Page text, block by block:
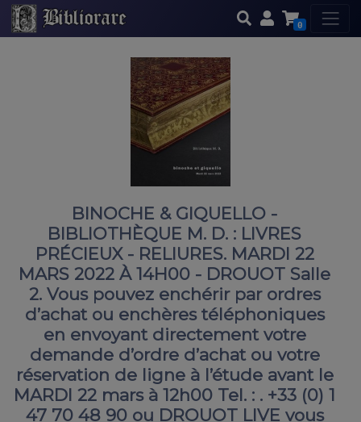
0
BINOCHE & GIQUELLO -
BIBLIOTHÈQUE M. D. : LIVRES
PRÉCIEUX - RELIURES. MARDI 22
MARS 2022 À 14H00 - DROUOT Salle
2. Vous pouvez enchérir par ordres
d’achat ou enchères téléphoniques
en envoyant directement votre
demande d’ordre d’achat ou votre
réservation de ligne à l’étude avant le
MARDI 22 mars à 12h00 Tel. : . +33 (0) 1
47 70 48 90 ou DROUOT LIVE vous